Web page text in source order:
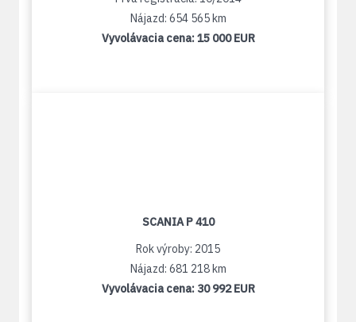
Nájazd: 654 565 km
Vyvolávacia cena:15 000 EUR
SCANIA P 410
Rok výroby: 2015
Nájazd: 681 218 km
Vyvolávacia cena: 30 992 EUR